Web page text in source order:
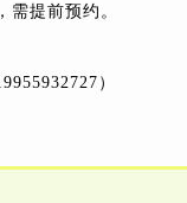
需提前预约。
）